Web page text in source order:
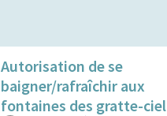
Autorisation de se
baigner/rafraîchir aux
fontaines des gratte-ciel